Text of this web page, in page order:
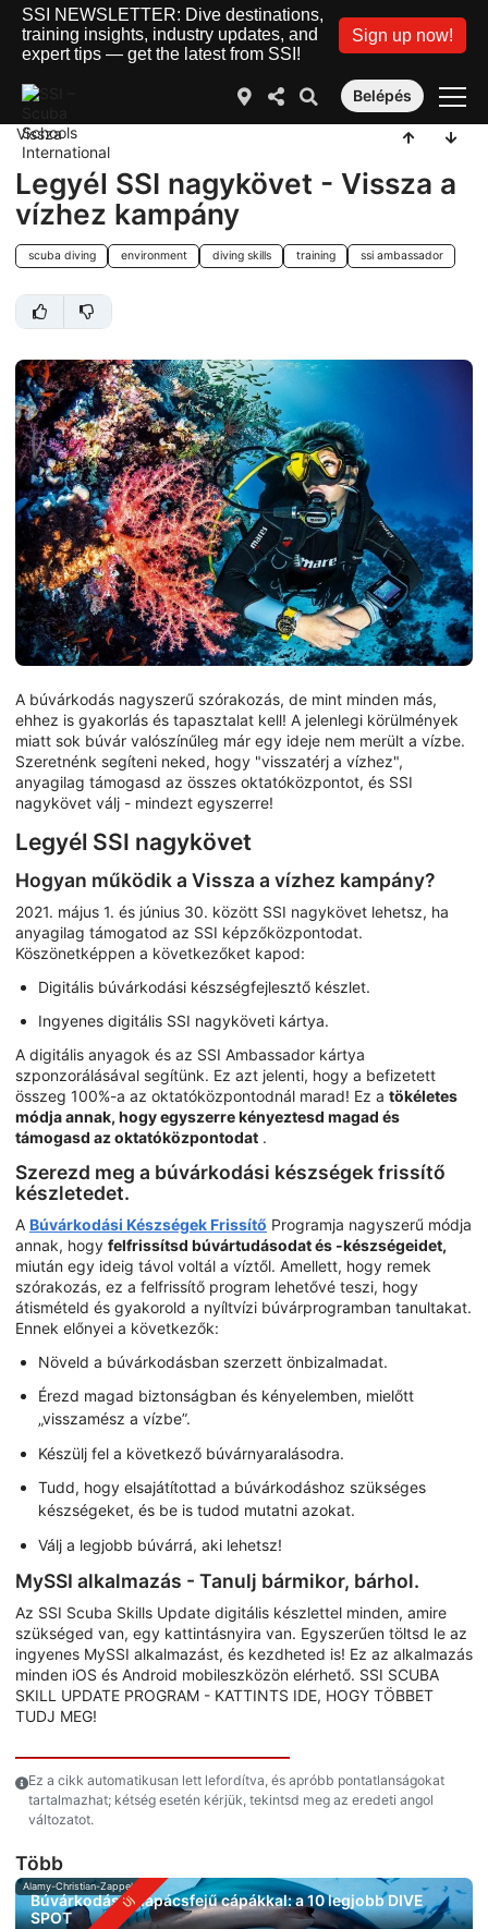
SSI NEWSLETTER: Dive destinations,
training insights, industry updates, and
expert tips — get the latest from SSI!
Sign up now!
Belépés
Vissza
Legyél SSI nagykövet - Vissza a
vízhez kampány
scuba diving environment diving skills training ssi ambassador
A búvárkodás nagyszerű szórakozás, de mint minden más,
ehhez is gyakorlás és tapasztalat kell! A jelenlegi körülmények
miatt sok búvár valószínűleg már egy ideje nem merült a vízbe.
Szeretnénk segíteni neked, hogy "visszatérj a vízhez",
anyagilag támogasd az összes oktatóközpontot, és SSI
nagykövet válj - mindezt egyszerre!
Legyél SSI nagykövet
Hogyan működik a Vissza a vízhez kampány?
2021. május 1. és június 30. között SSI nagykövet lehetsz, ha
anyagilag támogatod az SSI képzőközpontodat.
Köszönetképpen a következőket kapod:
Digitális búvárkodási készségfejlesztő készlet.
Ingyenes digitális SSI nagyköveti kártya.
A digitális anyagok és az SSI Ambassador kártya
szponzorálásával segítünk. Ez azt jelenti, hogy a befizetett
összeg 100%-a az oktatóközpontodnál marad! Ez a tökéletes
módja annak, hogy egyszerre kényeztesd magad és
támogasd az oktatóközpontodat .
Szerezd meg a búvárkodási készségek frissítő
készletedet.
A Búvárkodási Készségek Frissítő Programja nagyszerű módja
annak, hogy felfrissítsd búvártudásodat és -készségeidet,
miután egy ideig távol voltál a víztől. Amellett, hogy remek
szórakozás, ez a felfrissítő program lehetővé teszi, hogy
átismételd és gyakorold a nyíltvízi búvárprogramban tanultakat.
Ennek előnyei a következők:
Növeld a búvárkodásban szerzett önbizalmadat.
Érezd magad biztonságban és kényelemben, mielőtt
„visszamész a vízbe”.
Készülj fel a következő búvárnyaralásodra.
Tudd, hogy elsajátítottad a búvárkodáshoz szükséges
készségeket, és be is tudod mutatni azokat.
Válj a legjobb búvárrá, aki lehetsz!
MySSI alkalmazás - Tanulj bármikor, bárhol.
Az SSI Scuba Skills Update digitális készlettel minden, amire
szükséged van, egy kattintásnyira van. Egyszerűen töltsd le az
ingyenes MySSI alkalmazást, és kezdheted is! Ez az alkalmazás
minden iOS és Android mobileszközön elérhető. SSI SCUBA
SKILL UPDATE PROGRAM - KATTINTS IDE, HOGY TÖBBET
TUDJ MEG!
Ez a cikk automatikusan lett lefordítva, és apróbb pontatlanságokat
tartalmazhat; kétség esetén kérjük, tekintsd meg az eredeti angol
változatot.
Több
Alamy-Christian-Zappel
Búvárkodás kalapácsfejű cápákkal: a 10 legjobb DIVE
SPOT